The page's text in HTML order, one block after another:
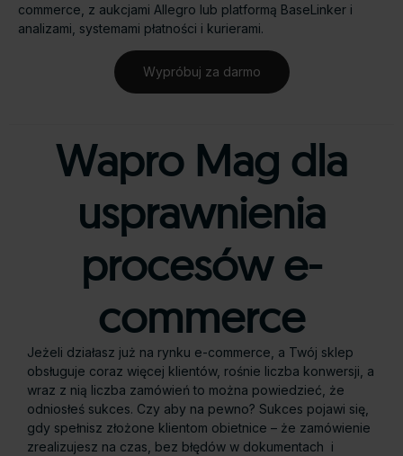
commerce, z aukcjami Allegro lub platformą BaseLinker i
analizami, systemami płatności i kurierami.
Wypróbuj za darmo
Wapro Mag dla
usprawnienia
procesów e-
commerce
Jeżeli działasz już na rynku e-commerce, a Twój sklep
obsługuje coraz więcej klientów, rośnie liczba konwersji, a
wraz z nią liczba zamówień to można powiedzieć, że
odniosłeś sukces. Czy aby na pewno? Sukces pojawi się,
gdy spełnisz złożone klientom obietnice – że zamówienie
zrealizujesz na czas, bez błędów w dokumentach i